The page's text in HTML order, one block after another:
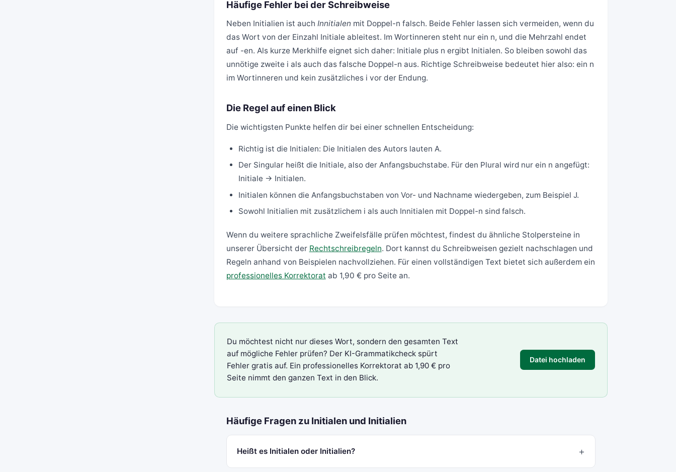
Häufige Fehler bei der Schreibweise
Neben Initialien ist auch Innitialen mit Doppel-n falsch. Beide Fehler lassen sich vermeiden, wenn du
das Wort von der Einzahl Initiale ableitest. Im Wortinneren steht nur ein n, und die Mehrzahl endet
auf -en. Als kurze Merkhilfe eignet sich daher: Initiale plus n ergibt Initialen. So bleiben sowohl das
unnötige zweite i als auch das falsche Doppel-n aus. Richtige Schreibweise bedeutet hier also: ein n
im Wortinneren und kein zusätzliches i vor der Endung.
Die Regel auf einen Blick
Die wichtigsten Punkte helfen dir bei einer schnellen Entscheidung:
Richtig ist die Initialen: Die Initialen des Autors lauten A.
Der Singular heißt die Initiale, also der Anfangsbuchstabe. Für den Plural wird nur ein n angefügt:
Initiale → Initialen.
Initialen können die Anfangsbuchstaben von Vor- und Nachname wiedergeben, zum Beispiel J.
Sowohl Initialien mit zusätzlichem i als auch Innitialen mit Doppel-n sind falsch.
Wenn du weitere sprachliche Zweifelsfälle prüfen möchtest, findest du ähnliche Stolpersteine in
unserer Übersicht der Rechtschreibregeln. Dort kannst du Schreibweisen gezielt nachschlagen und
Regeln anhand von Beispielen nachvollziehen. Für einen vollständigen Text bietet sich außerdem ein
professionelles Korrektorat ab 1,90 € pro Seite an.
Du möchtest nicht nur dieses Wort, sondern den gesamten Text
auf mögliche Fehler prüfen? Der KI-Grammatikcheckspürt
Fehler gratis auf. Ein professionelles Korrektorat ab 1,90 € pro
Seite nimmt den ganzen Text in den Blick.
Datei hochladen
Häufige Fragen zu Initialen und Initialien
Heißt es Initialen oder Initialien?